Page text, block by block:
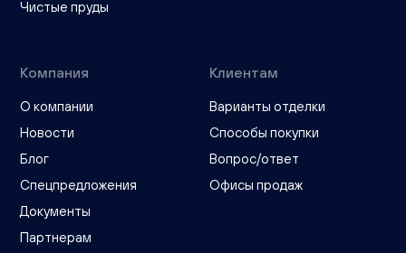
Чистые пруды
Компания
О компании
Новости
Блог
Спецпредложения
Документы
Партнерам
Клиентам
Варианты отделки
Способы покупки
Вопрос/ответ
Офисы продаж